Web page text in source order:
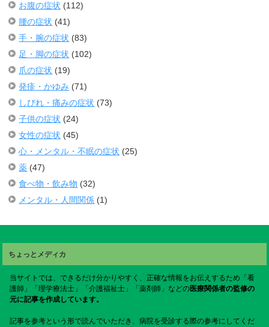
お腹の症状 (112)
腰の症状 (41)
手・腕の症状 (83)
足・脚の症状 (102)
爪の症状 (19)
発疹・かゆみ (71)
しびれ・痛みの症状 (73)
子供の症状 (24)
女性の症状 (45)
心・メンタル・不眠の症状 (25)
薬 (47)
食べ物・飲み物 (32)
メンタル・人間関係 (1)
ちょっとメディカ
当サイトでは、できるだけ分かりやすく、正確な情報をお伝えするため「看
護師」「理学療法士」「介護福祉士」「薬剤師」などの医療関係者の監修の
元に記事を作成しています。
記事を参考という形で読んでいただき、病院を受診する際の参考にしてくだ